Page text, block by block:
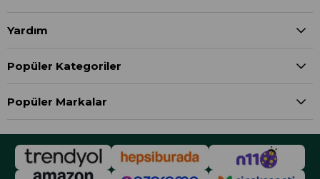
Yardım
Popüler Kategoriler
Popüler Markalar